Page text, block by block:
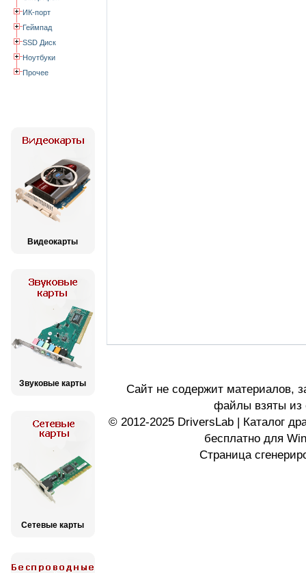
ИК-порт
Геймпад
SSD Диск
Ноутбуки
Прочее
Видеокарты
Звуковые карты
Сетевые карты
Сайт не содержит материалов,
файлы взяты из
© 2012-2025 DriversLab | Каталог
бесплатно для
Страница